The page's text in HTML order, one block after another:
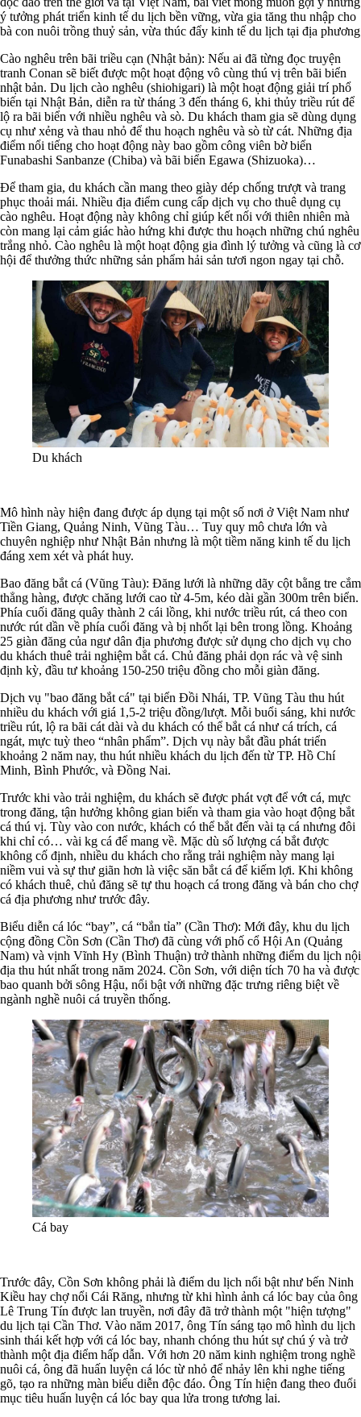
ý tưởng phát triển kinh tế du lịch bền vững, vừa gia tăng thu nhập cho
bà con nuôi trồng thuỷ sản, vừa thúc đẩy kinh tế du lịch tại địa phương
Cào nghêu trên bãi triều cạn (Nhật bản): Nếu ai đã từng đọc truyện
tranh Conan sẽ biết được một hoạt động vô cùng thú vị trên bãi biển
nhật bản. Du lịch cào nghêu (shiohigari) là một hoạt động giải trí phổ
biến tại Nhật Bản, diễn ra từ tháng 3 đến tháng 6, khi thủy triều rút để
lộ ra bãi biển với nhiều nghêu và sò. Du khách tham gia sẽ dùng dụng
cụ như xẻng và thau nhỏ để thu hoạch nghêu và sò từ cát. Những địa
điểm nổi tiếng cho hoạt động này bao gồm công viên bờ biển
Funabashi Sanbanze (Chiba) và bãi biển Egawa (Shizuoka)…
Để tham gia, du khách cần mang theo giày dép chống trượt và trang
phục thoải mái. Nhiều địa điểm cung cấp dịch vụ cho thuê dụng cụ
cào nghêu. Hoạt động này không chỉ giúp kết nối với thiên nhiên mà
còn mang lại cảm giác hào hứng khi được thu hoạch những chú nghêu
trắng nhỏ. Cào nghêu là một hoạt động gia đình lý tưởng và cũng là cơ
hội để thưởng thức những sản phẩm hải sản tươi ngon ngay tại chỗ.
Du khách
Mô hình này hiện đang được áp dụng tại một số nơi ở Việt Nam như
Tiền Giang, Quảng Ninh, Vũng Tàu… Tuy quy mô chưa lớn và
chuyên nghiệp như Nhật Bản nhưng là một tiềm năng kinh tế du lịch
đáng xem xét và phát huy.
Bao đăng bắt cá (Vũng Tàu): Đăng lưới là những dãy cột bằng tre cắm
thẳng hàng, được chăng lưới cao từ 4-5m, kéo dài gần 300m trên biển.
Phía cuối đăng quây thành 2 cái lồng, khi nước triều rút, cá theo con
nước rút dần về phía cuối đăng và bị nhốt lại bên trong lồng. Khoảng
25 giàn đăng của ngư dân địa phương được sử dụng cho dịch vụ cho
du khách thuê trải nghiệm bắt cá. Chủ đăng phải dọn rác và vệ sinh
định kỳ, đầu tư khoảng 150-250 triệu đồng cho mỗi giàn đăng.
Dịch vụ "bao đăng bắt cá" tại biển Đồi Nhái, TP. Vũng Tàu thu hút
nhiều du khách với giá 1,5-2 triệu đồng/lượt. Mỗi buổi sáng, khi nước
triều rút, lộ ra bãi cát dài và du khách có thể bắt cá như cá trích, cá
ngát, mực tuỳ theo “nhân phẩm”. Dịch vụ này bắt đầu phát triển
khoảng 2 năm nay, thu hút nhiều khách du lịch đến từ TP. Hồ Chí
Minh, Bình Phước, và Đồng Nai.
Trước khi vào trải nghiệm, du khách sẽ được phát vợt để vớt cá, mực
trong đăng, tận hưởng không gian biển và tham gia vào hoạt động bắt
cá thú vị. Tùy vào con nước, khách có thể bắt đến vài tạ cá nhưng đôi
khi chỉ có… vài kg cá để mang về. Mặc dù số lượng cá bắt được
không cố định, nhiều du khách cho rằng trải nghiệm này mang lại
niềm vui và sự thư giãn hơn là việc săn bắt cá để kiếm lợi. Khi không
có khách thuê, chủ đăng sẽ tự thu hoạch cá trong đăng và bán cho chợ
cá địa phương như trước đây.
Biểu diễn cá lóc “bay”, cá “bắn tỉa” (Cần Thơ): Mới đây, khu du lịch
cộng đồng Cồn Sơn (Cần Thơ) đã cùng với phố cổ Hội An (Quảng
Nam) và vịnh Vĩnh Hy (Bình Thuận) trở thành những điểm du lịch nội
địa thu hút nhất trong năm 2024. Cồn Sơn, với diện tích 70 ha và được
bao quanh bởi sông Hậu, nổi bật với những đặc trưng riêng biệt về
ngành nghề nuôi cá truyền thống.
Cá bay
Trước đây, Cồn Sơn không phải là điểm du lịch nổi bật như bến Ninh
Kiều hay chợ nổi Cái Răng, nhưng từ khi hình ảnh cá lóc bay của ông
Lê Trung Tín được lan truyền, nơi đây đã trở thành một "hiện tượng"
du lịch tại Cần Thơ. Vào năm 2017, ông Tín sáng tạo mô hình du lịch
sinh thái kết hợp với cá lóc bay, nhanh chóng thu hút sự chú ý và trở
thành một địa điểm hấp dẫn. Với hơn 20 năm kinh nghiệm trong nghề
nuôi cá, ông đã huấn luyện cá lóc từ nhỏ để nhảy lên khi nghe tiếng
gõ, tạo ra những màn biểu diễn độc đáo. Ông Tín hiện đang theo đuổi
mục tiêu huấn luyện cá lóc bay qua lửa trong tương lai.